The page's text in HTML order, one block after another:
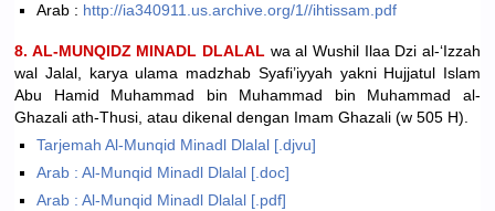
Arab : http://ia340911.us.archive.org/1//ihtissam.pdf
8. AL-MUNQIDZ MINADL DLALAL wa al Wushil Ilaa Dzi al-‘Izzah
wal Jalal, karya ulama madzhab Syafi’iyyah yakni Hujjatul Islam
Abu Hamid Muhammad bin Muhammad bin Muhammad al-
Ghazali ath-Thusi, atau dikenal dengan Imam Ghazali (w 505 H).
Tarjemah Al-Munqid Minadl Dlalal [.djvu]
Arab : Al-Munqid Minadl Dlalal [.doc]
Arab : Al-Munqid Minadl Dlalal [.pdf]